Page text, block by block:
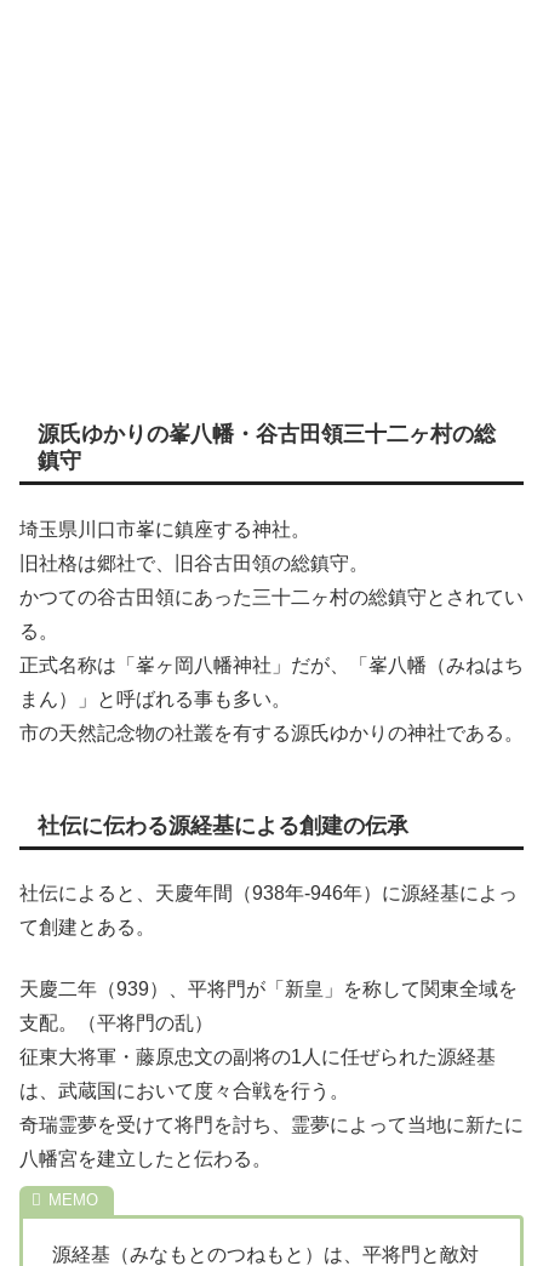
源氏ゆかりの峯八幡・谷古田領三十二ヶ村の総
鎮守
埼玉県川口市峯に鎮座する神社。
旧社格は郷社で、旧谷古田領の総鎮守。
かつての谷古田領にあった三十二ヶ村の総鎮守とされてい
る。
正式名称は「峯ヶ岡八幡神社」だが、「峯八幡（みねはち
まん）」と呼ばれる事も多い。
市の天然記念物の社叢を有する源氏ゆかりの神社である。
社伝に伝わる源経基による創建の伝承
社伝によると、天慶年間（938年-946年）に源経基によっ
て創建とある。
天慶二年（939）、平将門が「新皇」を称して関東全域を
支配。（平将門の乱）
征東大将軍・藤原忠文の副将の1人に任ぜられた源経基
は、武蔵国において度々合戦を行う。
奇瑞霊夢を受けて将門を討ち、霊夢によって当地に新たに
八幡宮を建立したと伝わる。
源経基（みなもとのつねもと）は、平将門と敵対